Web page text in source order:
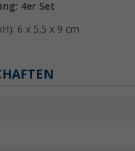
4er Set
6 x 5,5 x 9 cm